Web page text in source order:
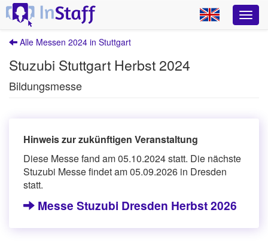
Alle Messen 2024 in Stuttgart
Stuzubi Stuttgart Herbst 2024
Bildungsmesse
Hinweis zur zukünftigen Veranstaltung
Diese Messe fand am 05.10.2024 statt. Die nächste
Stuzubi Messe findet am 05.09.2026 in Dresden
statt.
Messe Stuzubi Dresden Herbst 2026